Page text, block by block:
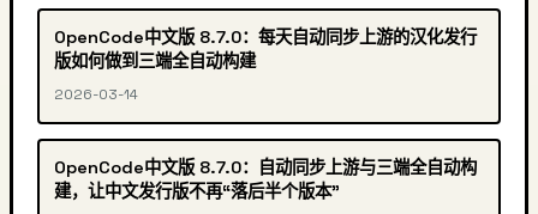
OpenCode中文版 8.7.0：每天自动同步上游的汉化发行
版如何做到三端全自动构建
2026-03-14
OpenCode中文版 8.7.0：自动同步上游与三端全自动构
建，让中文发行版不再“落后半个版本”